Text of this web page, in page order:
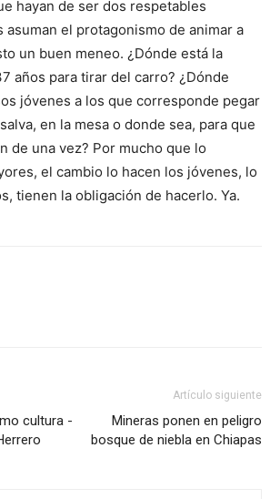
hayan de ser dos respetables
asuman el protagonismo de animar a
un buen meneo. ¿Dónde está la
años para tirar del carro? ¿Dónde
jóvenes a los que corresponde pegar
en la mesa o donde sea, para que
de una vez? Por mucho que lo
el cambio lo hacen los jóvenes, lo
tienen la obligación de hacerlo. Ya.
cultura -
Artículo siguiente
Mineras ponen en peligro
bosque de niebla en Chiapas